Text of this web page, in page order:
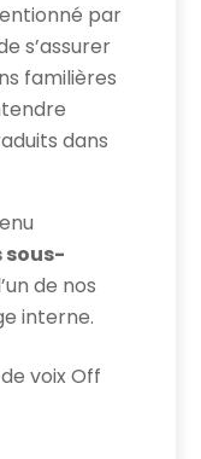
par
s’assurer
familières
dans
de nos
interne.
voix Off